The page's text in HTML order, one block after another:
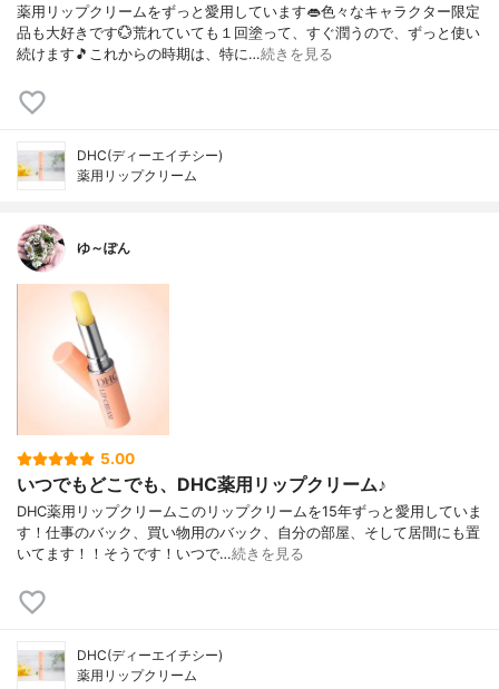
薬用リップクリームをずっと愛用しています👄色々なキャラクター限定
品も大好きです💮荒れていても１回塗って、すぐ潤うので、ずっと使い
続けます🎵これからの時期は、特に…続きを見る
DHC(ディーエイチシー)
薬用リップクリーム
ゆ～ぽん
5.00
いつでもどこでも、DHC薬用リップクリーム♪
DHC薬用リップクリームこのリップクリームを15年ずっと愛用していま
す！仕事のバック、買い物用のバック、自分の部屋、そして居間にも置
いてます！！そうです！いつで…続きを見る
DHC(ディーエイチシー)
薬用リップクリーム